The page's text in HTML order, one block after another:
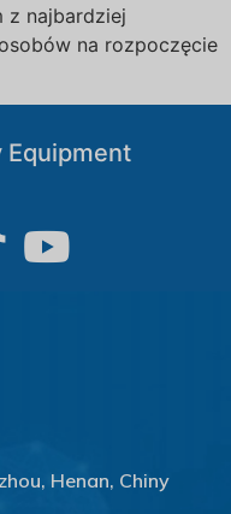
z najbardziej
na rozpoczęcie
Equipment
Henan, Chiny